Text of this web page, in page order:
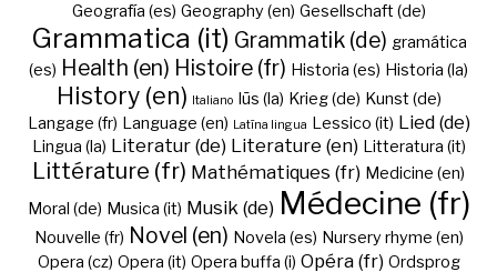
Geografía (es) Geography (en) Gesellschaft (de)
Grammatica (it) Grammatik (de) gramática
(es) Health (en) Histoire (fr) Historia (es) Historia (la)
History (en) Italiano Iūs (la) Krieg (de) Kunst (de)
Langage (fr) Language (en) Latīna lingua Lessico (it) Lied (de)
Lingua (la) Literatur (de) Literature (en) Litteratura (it)
Littérature (fr) Mathématiques (fr) Medicine (en)
Moral (de) Musica (it) Musik (de) Médecine (fr)
Nouvelle (fr) Novel (en) Novela (es) Nursery rhyme (en)
Opera (cz) Opera (it) Opera buffa (i) Opéra (fr) Ordsprog